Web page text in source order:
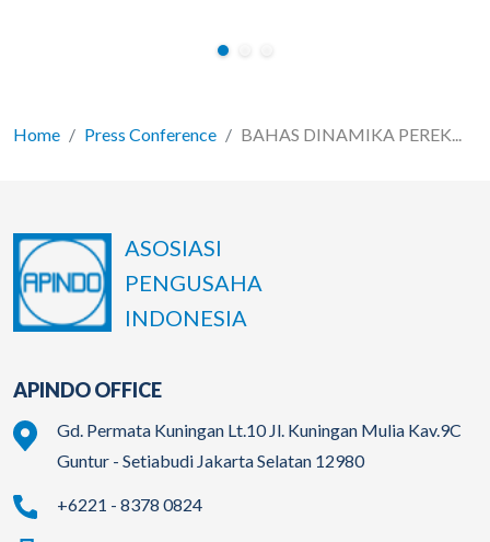
Home Press Conference BAHAS DINAMIKA PEREK...
ASOSIASI
PENGUSAHA
INDONESIA
APINDO OFFICE
Gd. Permata Kuningan Lt.10 Jl. Kuningan Mulia Kav.9C
Guntur - Setiabudi Jakarta Selatan 12980
+6221 - 8378 0824